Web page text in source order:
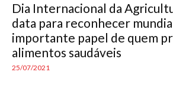
Dia Internacional da
data para reconhecer
importante papel de quem
alimentos saudáveis
25/07/2021